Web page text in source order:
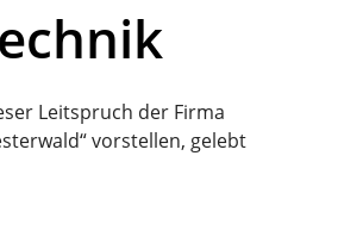
Leitspruch der Firma
vorstellen, gelebt